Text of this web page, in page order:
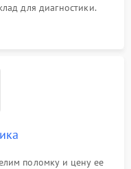
для диагностики.
поломку и цену ее